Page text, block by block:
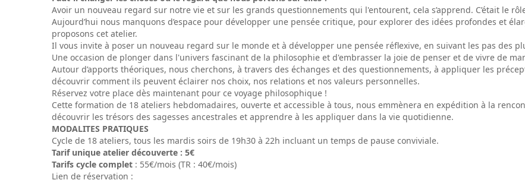
Avoir un nouveau regard sur notre vie et sur les grands questionnements qui l'entourent, cela s’apprend. C’était le
Aujourd’hui nous manquons d’espace pour développer une pensée critique, pour explorer des idées profondes et
proposons cet atelier.
Il vous invite à poser un nouveau regard sur le monde et à développer une pensée réflexive, en suivant les pas des
Une occasion de plonger dans l'univers fascinant de la philosophie et d'embrasser la joie de penser et de vivre de
Autour d’apports théoriques, nous cherchons, à travers des échanges et des questionnements, à appliquer les
découvrir comment ils peuvent éclairer nos choix, nos relations et nos valeurs personnelles.
Réservez votre place dès maintenant pour ce voyage philosophique !
Cette formation de 18 ateliers hebdomadaires, ouverte et accessible à tous, nous emmènera en expédition à la
découvrir les trésors des sagesses ancestrales et apprendre à les appliquer dans la vie quotidienne.
MODALITES PRATIQUES
Cycle de 18 ateliers, tous les mardis soirs de 19h30 à 22h incluant un temps de pause conviviale.
Tarif unique atelier découverte : 5€
Tarifs cycle complet : 55€/mois (TR : 40€/mois)
Lien de réservation :